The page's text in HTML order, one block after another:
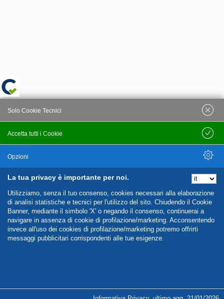
La tua privacy è importante per noi.
Utilizziamo, senza il tuo consenso, cookies necessari alla elaborazione
di analisi statistiche e tecnici per l'utilizzo del sito. Chiudendo il Cookie
Banner, mediante il simbolo 'X' o negando il consenso, continuerai a
navigare in assenza di cookie di profilazione/marketing. Acconsentendo
invece all'uso dei cookies di profilazione/marketing potremo offrirti
messaggi pubblicitari corrispondenti alle tue esigenze.
Accetta tutti i Cookie
Solo Cookie Tecnici
Salva
Opzioni
Nascondi Opzioni